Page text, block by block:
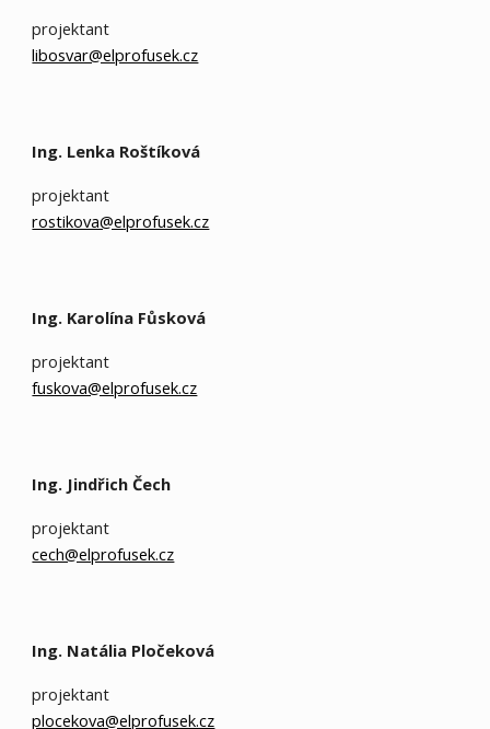
projektant
libosvar@elprofusek.cz
Ing. Lenka Roštíková
projektant
rostikova@elprofusek.cz
Ing. Karolína Fůsková
projektant
fuskova@elprofusek.cz
Ing. Jindřich Čech
projektant
cech@elprofusek.cz
Ing. Natália Pločeková
projektant
plocekova@elprofusek.cz